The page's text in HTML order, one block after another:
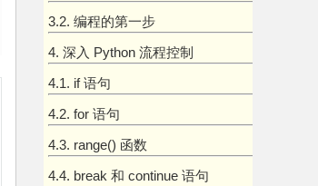
3.2. 编程的第一步
4. 深入 Python 流程控制
4.1. if 语句
4.2. for 语句
4.3. range() 函数
4.4. break 和 continue 语句